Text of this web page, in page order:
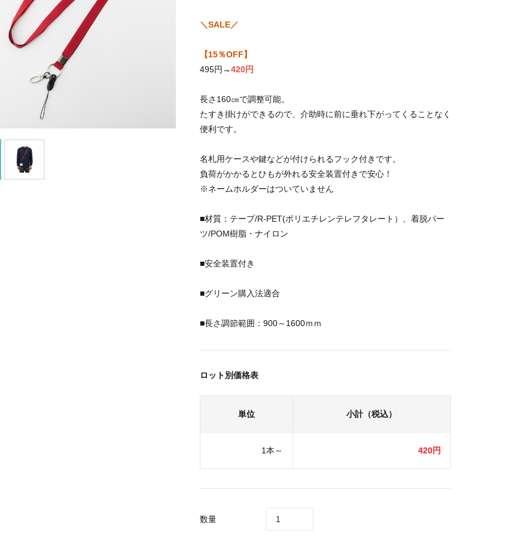
＼SALE／
【15％OFF】
495円→420円
長さ160㎝で調整可能。
たすき掛けができるので、介助時に前に垂れ下がってくることなく
便利です。
名札用ケースや鍵などが付けられるフック付きです。
負荷がかかるとひもが外れる安全装置付きで安心！
※ネームホルダーはついていません
■材質：テープ/R-PET(ポリエチレンテレフタレート）、着脱パー
ツ/POM樹脂・ナイロン
■安全装置付き
■グリーン購入法適合
■長さ調節範囲：900～1600ｍｍ
ロット別価格表
単位 小計（税込）
1本～ 420円
数量